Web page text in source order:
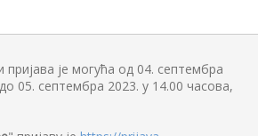
пријава је могућа од 04. септембра
05. септембра 2023. у 14.00 часова,